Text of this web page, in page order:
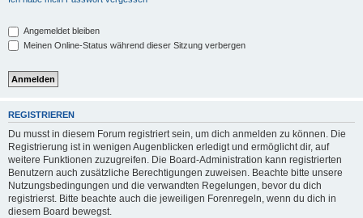
Angemeldet bleiben
Meinen Online-Status während dieser Sitzung verbergen
REGISTRIEREN
Du musst in diesem Forum registriert sein, um dich anmelden zu können. Die
Registrierung ist in wenigen Augenblicken erledigt und ermöglicht dir, auf
weitere Funktionen zuzugreifen. Die Board-Administration kann registrierten
Benutzern auch zusätzliche Berechtigungen zuweisen. Beachte bitte unsere
Nutzungsbedingungen und die verwandten Regelungen, bevor du dich
registrierst. Bitte beachte auch die jeweiligen Forenregeln, wenn du dich in
diesem Board bewegst.